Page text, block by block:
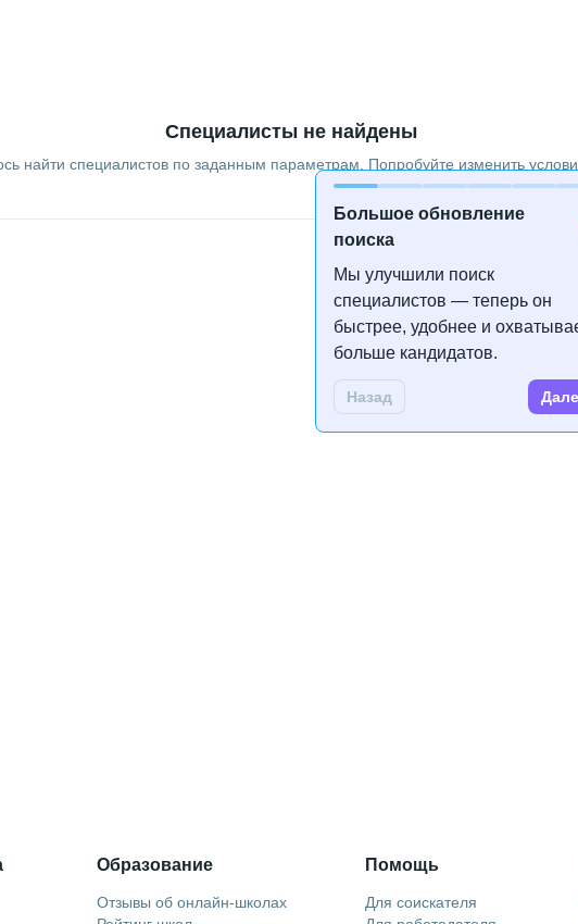
Большое обновление
поиска
Мы улучшили поиск
специалистов — теперь он
быстрее, удобнее и
больше кандидатов.
Назад
Специалисты не найдены
найти специалистов по заданным параметрам. Попробуйте изменить
Образование
Отзывы об онлайн-школах
Помощь
Для соискателя